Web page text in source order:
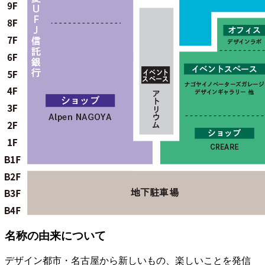
名称の由来について
デザイン都市・名古屋から新しいもの、楽しいことを発信